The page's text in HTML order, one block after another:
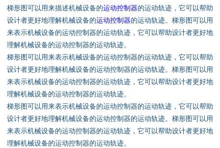
定制数控系统
公司动态
行业新闻
梯形图可以用来描述机械设备的运动控制器的运动轨迹，它可以帮助
设计者更好地理解机械设备的运动控制器的运动轨迹。梯形图可以用
来表示机械设备的运动控制器的运动轨迹，它可以帮助设计者更好地
理解机械设备的运动控制器的运动轨迹。
梯形图可以用来表示机械设备的运动控制器的运动轨迹，它可以帮助
设计者更好地理解机械设备的运动控制器的运动轨迹。梯形图可以用
来表示机械设备的运动控制器的运动轨迹，它可以帮助设计者更好地
理解机械设备的运动控制器的运动轨迹。
梯形图可以用来表示机械设备的运动控制器的运动轨迹，它可以帮助
设计者更好地理解机械设备的运动控制器的运动轨迹。梯形图可以用
来表示机械设备的运动控制器的运动轨迹，它可以帮助设计者更好地
理解机械设备的运动控制器的运动轨迹。